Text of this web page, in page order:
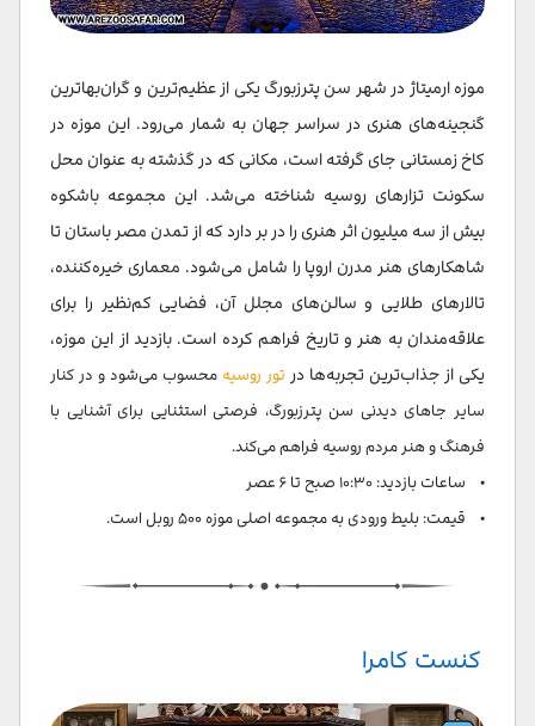
تئاتر Buff
ایستگاه‌های مترو سنت پترزبورگ
سخن پایانی
سوالات متداول
موزه ارمیتاژ در شهر سن پترزبورگ یکی از عظیم‌ترین و گران‌بهاترین
گنجینه‌های هنری در سراسر جهان به شمار می‌رود. این موزه در
کاخ زمستانی جای گرفته است، مکانی که در گذشته به عنوان محل
سکونت تزارهای روسیه شناخته می‌شد. این مجموعه باشکوه
بیش از سه میلیون اثر هنری را در بر دارد که از تمدن مصر باستان تا
شاهکارهای هنر مدرن اروپا را شامل می‌شود. معماری خیره‌کننده،
تالارهای طلایی و سالن‌های مجلل آن، فضایی کم‌نظیر را برای
علاقه‌مندان به هنر و تاریخ فراهم کرده است. بازدید از این موزه،
یکی از جذاب‌ترین تجربه‌ها در تور روسیه محسوب می‌شود و در کنار
سایر جاهای دیدنی سن پترزبورگ، فرصتی استثنایی برای آشنایی با
فرهنگ و هنر مردم روسیه فراهم می‌کند.
• ساعات بازدید: ۱۰:۳۰ صبح تا ۶ عصر
• قیمت: بلیط ورودی به مجموعه اصلی موزه ۵۰۰ روبل است.
کنست کامرا